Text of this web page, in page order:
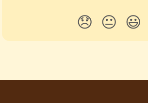
😞 😐 😃